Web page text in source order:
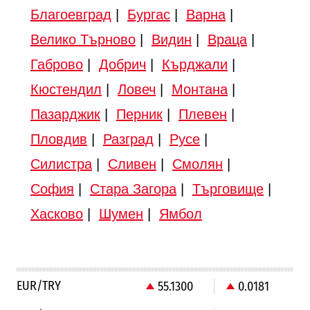
Благоевград Бургас| Варна|
Велико Търново| Видин Враца|
Габрово| Добрич Кърджали
Кюстендил
Ловеч Монтана|
Пазарджик| Перник| Плевен
Пловдив
Разград Русе|
Силистра| Сливен Смолян
София
Стара Загора| Търговище|
Хасково| Шумен Ямбол
EUR/TRY 55.1300
0.0181